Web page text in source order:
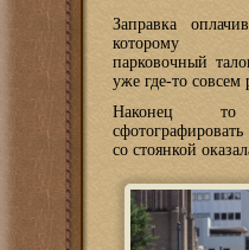
Заправка
парковочный
уже где-то совсем
Наконец то
со стоянкой